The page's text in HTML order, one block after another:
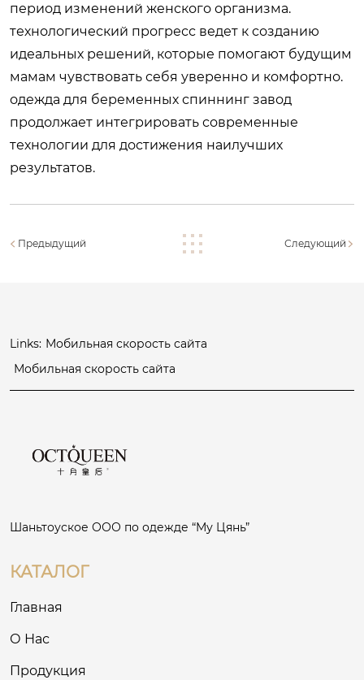
период изменений женского организма.
технологический прогресс ведет к созданию
идеальных решений, которые помогают будущим
мамам чувствовать себя уверенно и комфортно.
одежда для беременных спиннинг завод
продолжает интегрировать современные
технологии для достижения наилучших
результатов.
Предыдущий Следующий
Links: Мобильная скорость сайта
Мобильная скорость сайта
Шаньтоуское ООО по одежде “Му Цянь”
КАТАЛОГ
Главная
О Нас
Продукция